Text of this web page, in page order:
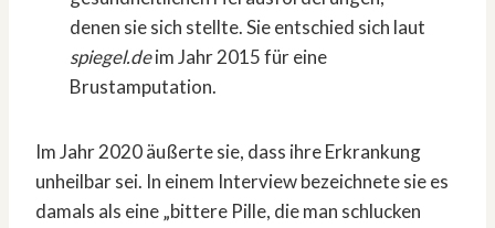
denen sie sich stellte. Sie entschied sich laut
spiegel.deim Jahr 2015 für eine
Brustamputation.
Im Jahr 2020 äußerte sie, dass ihre Erkrankung
unheilbar sei. In einem Interview bezeichnete sie es
damals als eine „bittere Pille, die man schlucken